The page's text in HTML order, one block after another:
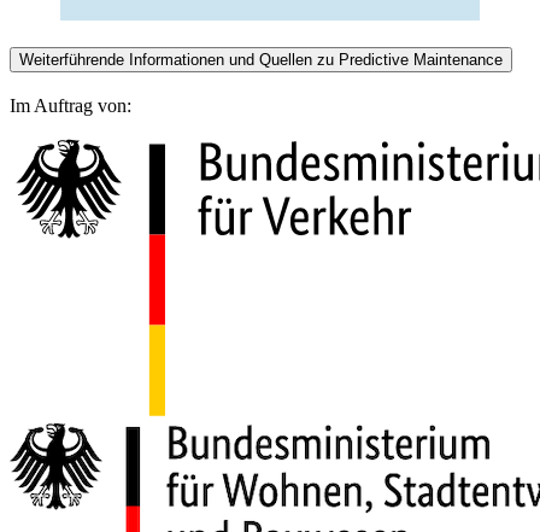
Weiterführende Informationen und Quellen zu Predictive Maintenance
Im Auftrag von: